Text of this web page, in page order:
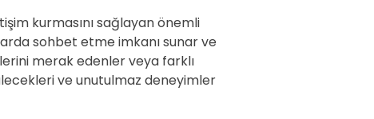
kurmasını sağlayan önemli
sohbet etme imkanı sunar ve
merak edenler veya farklı
ve unutulmaz deneyimler